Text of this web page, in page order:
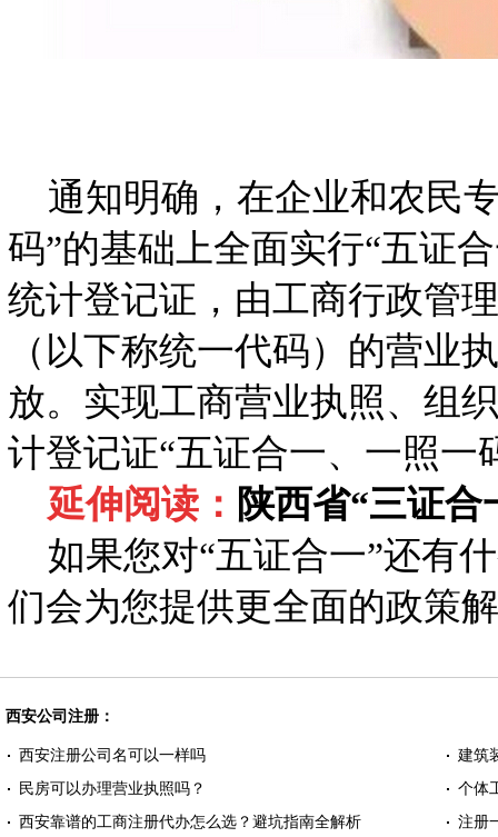
通知明确，在企业和农民
码”的基础上全面实行“五证
统计登记证，由工商行政管
（以下称统一代码）的营业
放。实现工商营业执照、组
计登记证“五证合一、一照一
延伸阅读： 陕西省“三证
如果您对“五证合一”还有
们会为您提供更全面的政策
西安公司注册：
西安注册公司名可以一样吗
建筑
民房可以办理营业执照吗？
个体
西安靠谱的工商注册代办怎么选？避坑指南全解析
注册